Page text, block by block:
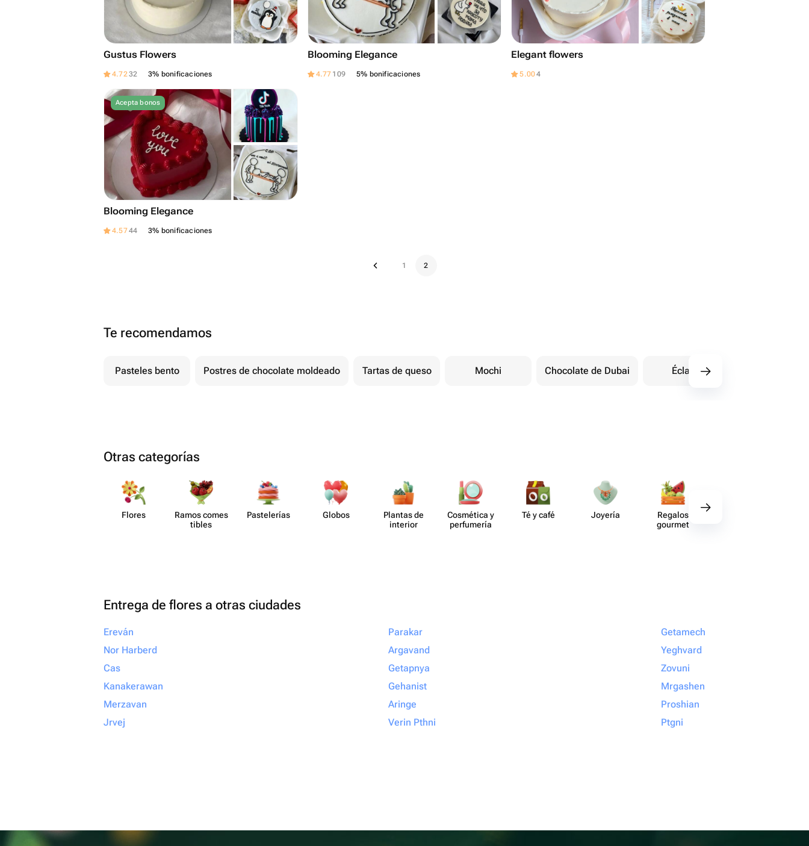
Gustus Flowers
4.7232 3% bonificaciones
Blooming Elegance
4.77 109 5% bonificaciones
Elegant flowers
5.004
Acepta bonos
Blooming Elegance
4.5744 3% bonificaciones
1 2
Te recomendamos
Pasteles bento Postres de chocolate moldeado Tartas de queso Mochi Chocolate de Dubai Éclairs
Otras categorías
Flores
Ramos comes​
tibles
Paste​lerías Globos
Plantas de
interior
Cosmética y
perf​umería
Té y café Joyería
Regalos
gourmet
Entrega de flores a otras ciudades
Ereván
Nor Harberd
Cas
Kanakerawan
Merzavan
Jrvej
Parakar
Argavand
Getapnya
Gehanist
Aringe
Verin Pthni
Getamech
Yeghvard
Zovuni
Mrgashen
Proshian
Ptgni